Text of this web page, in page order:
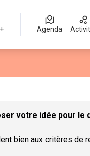
Agenda
votre idée pour
bien aux critères de